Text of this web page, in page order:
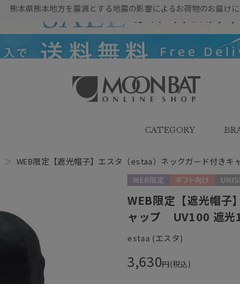
熊本県熊本地方を震源とする地震の影響によるお荷物のお届け
SHOP（ムーンバットオンラインシ
CATEGORY
＞WEB限定【遮光帽子】エスタ（estaa）ネックガード付き
WEB限定【遮光帽子
ャップ UV100 遮光
estaa (エスタ)
3,630円(税込)